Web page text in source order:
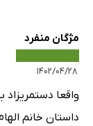
مژگان منفرد
۱۴۰۲/۰۴/۲۸
واقعا دستمریزاد
داستان خانم